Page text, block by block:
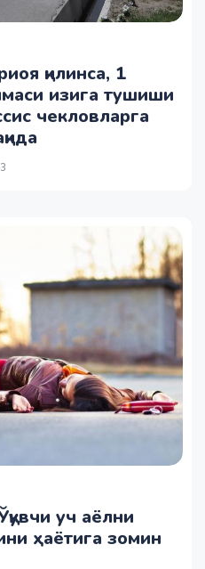
қилинса, 1
изига тушиши
чекловларга
уч аёлни
ҳаётига зомин